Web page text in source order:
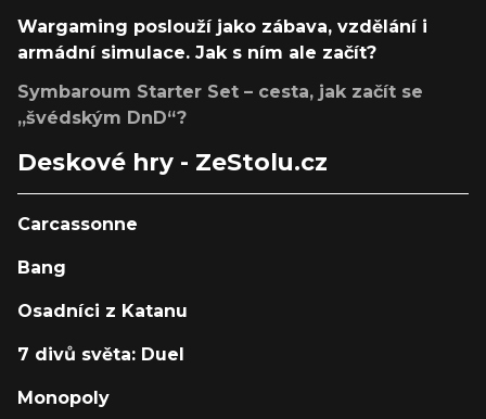
Wargaming poslouží jako zábava, vzdělání i
armádní simulace. Jak s ním ale začít?
Symbaroum Starter Set – cesta, jak začít se
„švédským DnD“?
Deskové hry - ZeStolu.cz
Carcassonne
Bang
Osadníci z Katanu
7 divů světa: Duel
Monopoly